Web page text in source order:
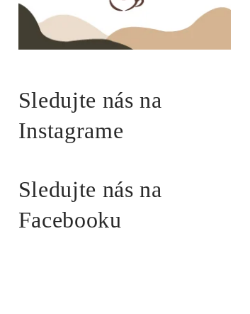
Sledujte nás na
Instagrame
Sledujte nás na
Facebooku